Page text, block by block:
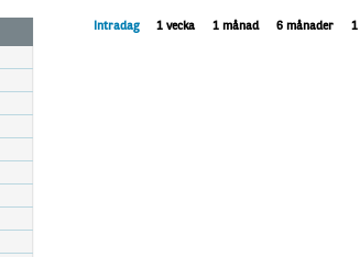
Intradag 1 vecka 1 månad 6 månader 1